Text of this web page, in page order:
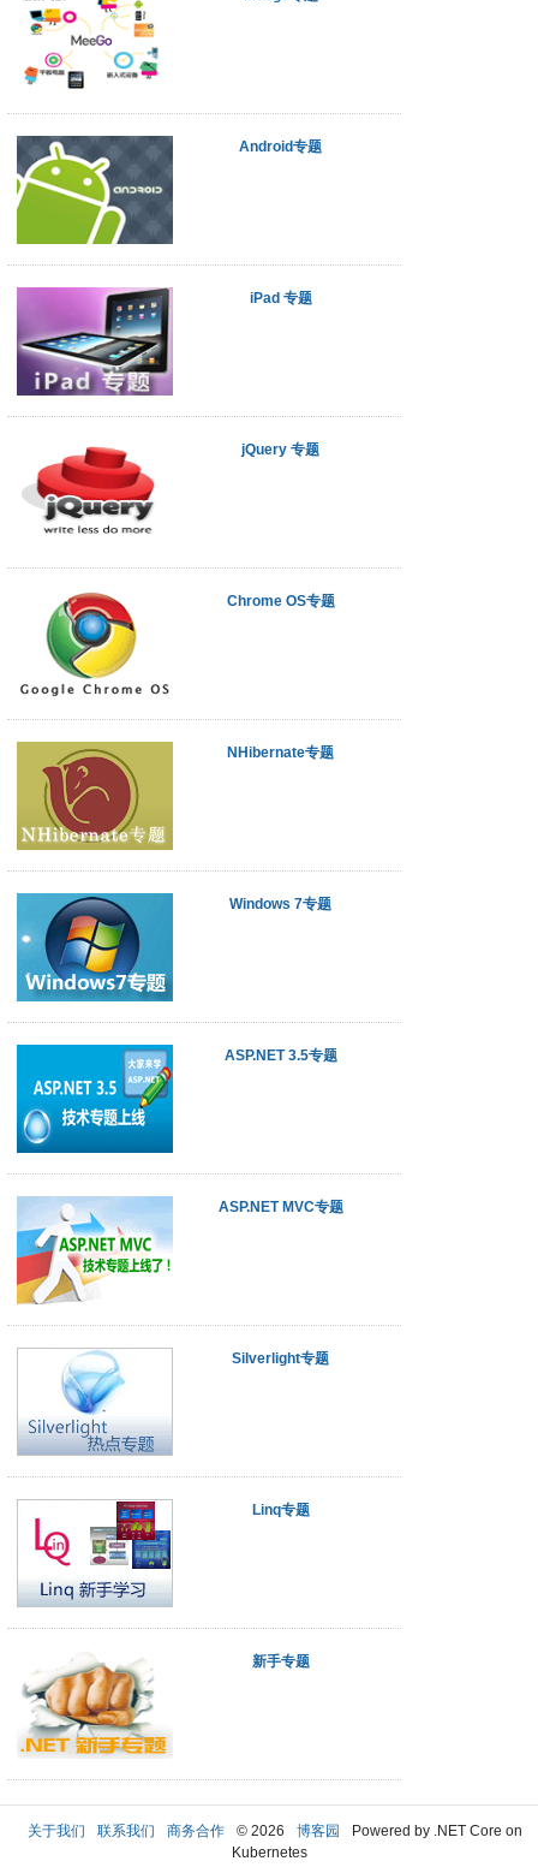
Android专题
iPad 专题
jQuery 专题
Chrome OS专题
NHibernate专题
Windows 7专题
ASP.NET 3.5专题
ASP.NET MVC专题
Silverlight专题
Linq专题
新手专题
关于我们 联系我们 商务合作 © 2026 博客园
Powered by .NET Core on
Kubernetes